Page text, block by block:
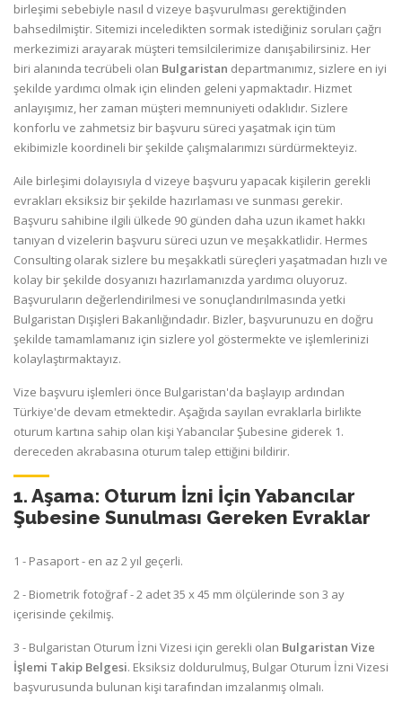
birleşimi sebebiyle nasıl d vizeye başvurulması gerektiğinden
bahsedilmiştir. Sitemizi inceledikten sormak istediğiniz soruları çağrı
merkezimizi arayarak müşteri temsilcilerimize danışabilirsiniz. Her
biri alanında tecrübeli olan Bulgaristan departmanımız, sizlere en iyi
şekilde yardımcı olmak için elinden geleni yapmaktadır. Hizmet
anlayışımız, her zaman müşteri memnuniyeti odaklıdır. Sizlere
konforlu ve zahmetsiz bir başvuru süreci yaşatmak için tüm
ekibimizle koordineli bir şekilde çalışmalarımızı sürdürmekteyiz.
Aile birleşimi dolayısıyla d vizeye başvuru yapacak kişilerin gerekli
evrakları eksiksiz bir şekilde hazırlaması ve sunması gerekir.
Başvuru sahibine ilgili ülkede 90 günden daha uzun ikamet hakkı
tanıyan d vizelerin başvuru süreci uzun ve meşakkatlidir. Hermes
Consulting olarak sizlere bu meşakkatli süreçleri yaşatmadan hızlı ve
kolay bir şekilde dosyanızı hazırlamanızda yardımcı oluyoruz.
Başvuruların değerlendirilmesi ve sonuçlandırılmasında yetki
Bulgaristan Dışişleri Bakanlığındadır. Bizler, başvurunuzu en doğru
şekilde tamamlamanız için sizlere yol göstermekte ve işlemlerinizi
kolaylaştırmaktayız.
Vize başvuru işlemleri önce Bulgaristan'da başlayıp ardından
Türkiye'de devam etmektedir. Aşağıda sayılan evraklarla birlikte
oturum kartına sahip olan kişi Yabancılar Şubesine giderek 1.
dereceden akrabasına oturum talep ettiğini bildirir.
1. Aşama: Oturum İzni İçin Yabancılar
Şubesine Sunulması Gereken Evraklar
1 - Pasaport - en az 2 yıl geçerli.
2 - Biometrik fotoğraf - 2 adet 35 x 45 mm ölçülerinde son 3 ay
içerisinde çekilmiş.
3 - Bulgaristan Oturum İzni Vizesi için gerekli olan Bulgaristan Vize
İşlemi Takip Belgesi. Eksiksiz doldurulmuş, Bulgar Oturum İzni Vizesi
başvurusunda bulunan kişi tarafından imzalanmış olmalı.